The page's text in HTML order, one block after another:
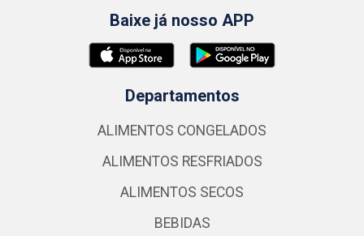
Baixe já nosso APP
Departamentos
ALIMENTOS CONGELADOS
ALIMENTOS RESFRIADOS
ALIMENTOS SECOS
BEBIDAS